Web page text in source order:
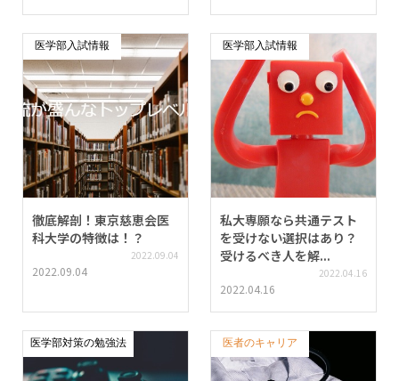
医学部入試情報
徹底解剖！東京慈恵会医
科大学の特徴は！？
2022.09.04
2022.09.04
医学部入試情報
私大専願なら共通テスト
を受けない選択はあり？
受けるべき人を解...
2022.04.16
2022.04.16
医学部対策の勉強法 医者のキャリア